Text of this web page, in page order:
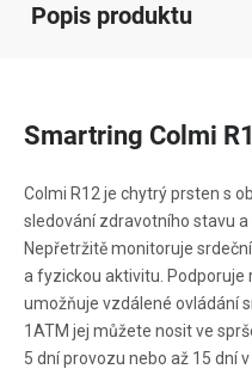
Popis produktu
Smartring Colmi
Colmi R12 je chytrý prsten s
sledování zdravotního stavu
Nepřetržitě monitoruje
a fyzickou aktivitu. Podporuje
umožňuje vzdálené ovládání
1ATM jej můžete nosit ve
5 dní provozu nebo až 15 dní